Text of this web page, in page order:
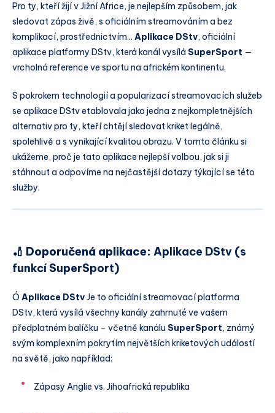
Pro ty, kteří žijí v Jižní Africe, je nejlepším způsobem, jak
sledovat zápas živě, s oficiálním streamováním a bez
komplikací, prostřednictvím... Aplikace DStv, oficiální
aplikace platformy DStv, která kanál vysílá SuperSport —
vrcholná reference ve sportu na africkém kontinentu.
S pokrokem technologií a popularizací streamovacích služeb
se aplikace DStv etablovala jako jedna z nejkompletnějších
alternativ pro ty, kteří chtějí sledovat kriket legálně,
spolehlivě a s vynikající kvalitou obrazu. V tomto článku si
ukážeme, proč je tato aplikace nejlepší volbou, jak si ji
stáhnout a odpovíme na nejčastější dotazy týkající se této
služby.
🏏 Doporučená aplikace: Aplikace DStv (s
funkcí SuperSport)
Ó Aplikace DStvJe to oficiální streamovací platforma
DStv, která vysílá všechny kanály zahrnuté ve vašem
předplatném balíčku – včetně kanálu SuperSport, známý
svým komplexním pokrytím největších kriketových událostí
na světě, jako například:
Zápasy Anglie vs. Jihoafrická republika